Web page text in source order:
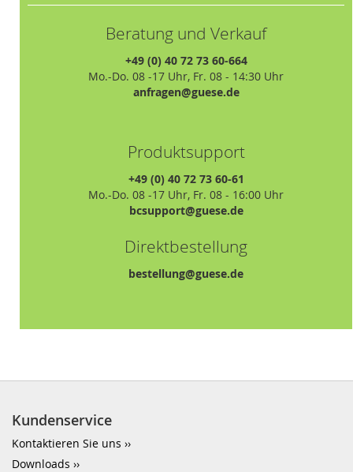
Beratung und Verkauf
+49 (0) 40 72 73 60-664
Mo.-Do. 08 -17 Uhr, Fr. 08 - 14:30 Uhr
anfragen@guese.de
Produktsupport
+49 (0) 40 72 73 60-61
Mo.-Do. 08 -17 Uhr, Fr. 08 - 16:00 Uhr
bcsupport@guese.de
Direktbestellung
bestellung@guese.de
Kundenservice
Kontaktieren Sie uns
Downloads